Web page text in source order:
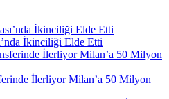
İkinciliği Elde Etti
İlerliyor Milan’a 50 Milyon